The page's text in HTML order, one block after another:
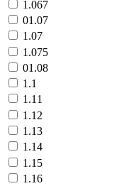
1.067
01.07
1.07
1.075
01.08
1.1
1.11
1.12
1.13
1.14
1.15
1.16